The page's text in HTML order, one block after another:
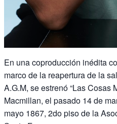
En una coproducción inédita
marco de la reapertura de la
A.G.M, se estrenó “Las Cosas
Macmillan, el pasado 14 de
mayo 1867, 2do piso de la